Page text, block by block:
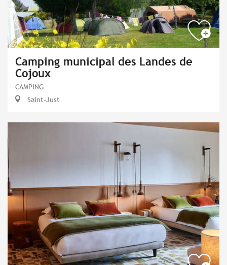
Camping municipal des Landes de
Cojoux
CAMPING
Saint-Just